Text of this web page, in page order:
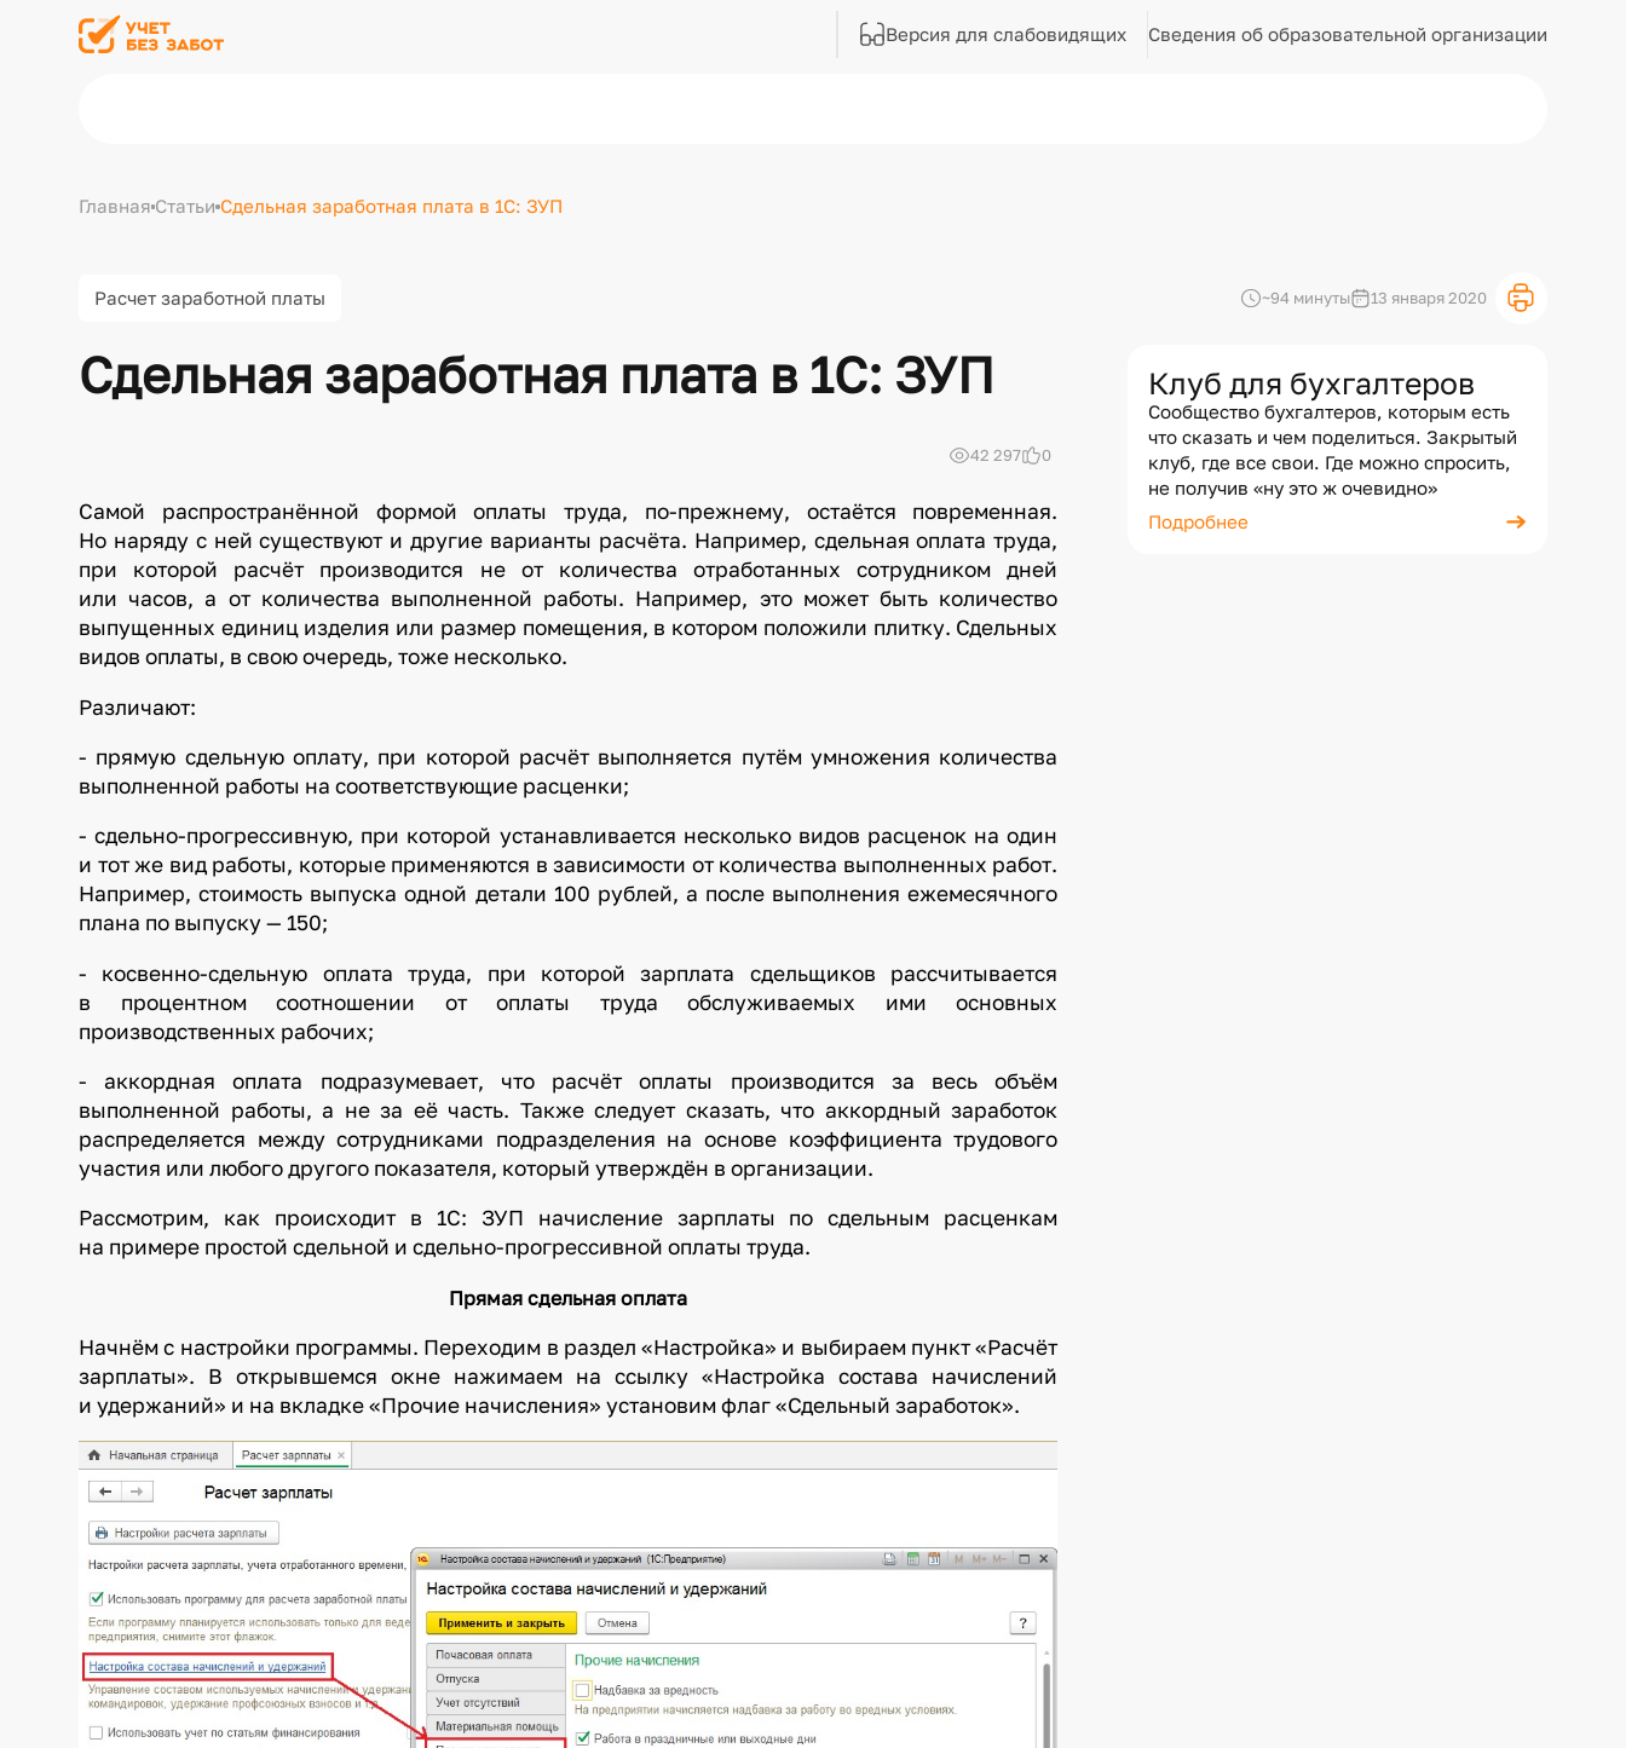
Версия для слабовидящих Сведения об образовательной организации
Главная СтатьиСдельная заработная плата в 1С: ЗУП
Расчет заработной платы ~94 минуты 13 января 2020
Сдельная заработная плата в 1С: ЗУП
42 297 0
Самой распространённой формой оплаты труда, по-прежнему, остаётся повременная.
Но наряду с ней существуют и другие варианты расчёта. Например, сдельная оплата труда,
при которой расчёт производится не от количества отработанных сотрудником дней
или часов, а от количества выполненной работы. Например, это может быть количество
выпущенных единиц изделия или размер помещения, в котором положили плитку. Сдельных
видов оплаты, в свою очередь, тоже несколько.
Различают:
- прямую сдельную оплату, при которой расчёт выполняется путём умножения количества
выполненной работы на соответствующие расценки;
- сдельно-прогрессивную, при которой устанавливается несколько видов расценок на один
и тот же вид работы, которые применяются в зависимости от количества выполненных работ.
Например, стоимость выпуска одной детали 100 рублей, а после выполнения ежемесячного
плана по выпуску — 150;
- косвенно-сдельную оплата труда, при которой зарплата сдельщиков рассчитывается
в процентном соотношении от оплаты труда обслуживаемых ими основных
производственных рабочих;
- аккордная оплата подразумевает, что расчёт оплаты производится за весь объём
выполненной работы, а не за её часть. Также следует сказать, что аккордный заработок
распределяется между сотрудниками подразделения на основе коэффициента трудового
участия или любого другого показателя, который утверждён в организации.
Рассмотрим, как происходит в 1С: ЗУП начисление зарплаты по сдельным расценкам
на примере простой сдельной и сдельно-прогрессивной оплаты труда.
Прямая сдельная оплата
Начнём с настройки программы. Переходим в раздел «Настройка» и выбираем пункт «Расчёт
зарплаты». В открывшемся окне нажимаем на ссылку «Настройка состава начислений
и удержаний» и на вкладке «Прочие начисления» установим флаг «Сдельный заработок».
Клуб для бухгалтеров
Сообщество бухгалтеров, которым есть
что сказать и чем поделиться. Закрытый
клуб, где все свои. Где можно спросить,
не получив «ну это ж очевидно»
Подробнее